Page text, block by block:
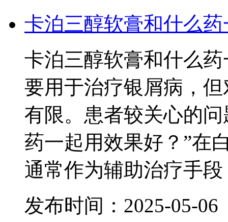
卡泊三醇软膏和什么
卡泊三醇软膏和什么
要用于治疗银屑病，
有限。患者较关心的
药一起用效果好？”在
通常作为辅助治疗手
发布时间：2025-05-06